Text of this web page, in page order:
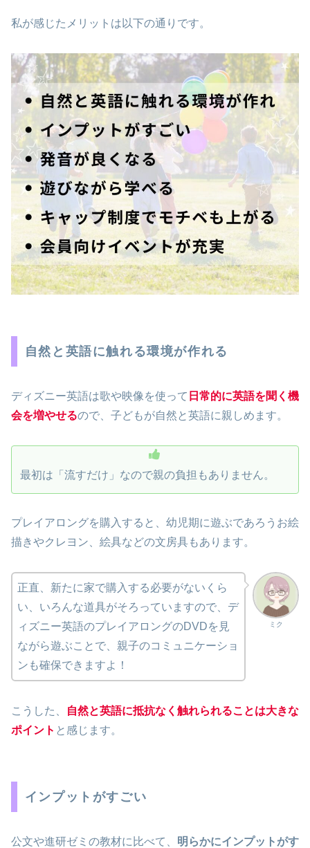
私が感じたメリットは以下の通りです。
自然と英語に触れる環境が作れる
ディズニー英語は歌や映像を使って 日常的に英語を聞く機
会を増やせるので、子どもが自然と英語に親しめます。
最初は「流すだけ」なので親の負担もありません。
プレイアロングを購入すると、幼児期に遊ぶであろうお絵
描きやクレヨン、絵具などの文房具もあります。
ミク
正直、新たに家で購入する必要がないくら
い、いろんな道具がそろっていますので、デ
ィズニー英語のプレイアロングのDVDを見
ながら遊ぶことで、親子のコミュニケーショ
ンも確保できますよ！
こうした、
自然と英語に抵抗なく触れられることは大きな
ポイント と感じます。
インプットがすごい
公文や進研ゼミの教材に比べて、 明らかにインプットがす